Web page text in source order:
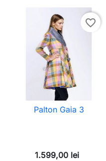
favorite_border
Palton Gaia 3
1.599,00 lei